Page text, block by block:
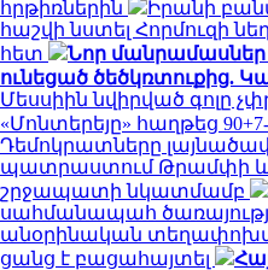
հրթիռներին
Իրանի
հաշվի նստել Հորմուզի
հետ
Նոր
ունեցած ծեծկռտուքից.
Մեսսիին նվիրված գոլը
«Մոնտերեյը» հաղթեց
Դեմոկրատները
պատրաստում Թրամփի
շրջապատի նկատմամբ
սահմանապահ
անօրինական
ցանց է բացահայտել